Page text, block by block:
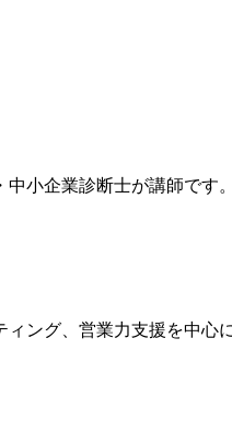
小企業診断士が講師です。
ング、営業力支援を中心